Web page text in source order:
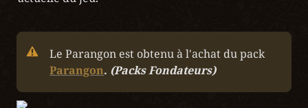
Le Parangon est obtenu à l'achat du pack
Parangon. (Packs Fondateurs)